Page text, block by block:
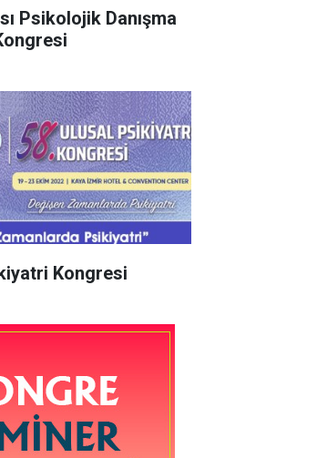
Psikolojik Danışma
Kongresi